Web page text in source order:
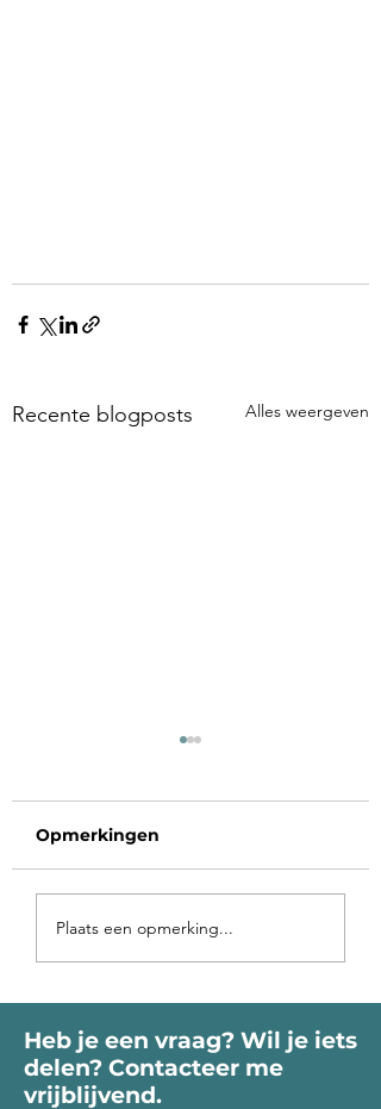
Recente blogposts Alles weergeven
Voorbij de poort
roept je Ziel
Opmerkingen
Plaats een opmerking...
Heb je een vraag? Wil je iets
delen? Contacteer me
vrijblijvend.